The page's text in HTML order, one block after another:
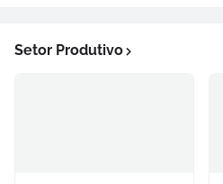
Setor Produtivo